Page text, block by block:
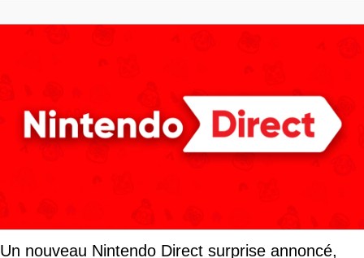
Un nouveau Nintendo Direct surprise annoncé,